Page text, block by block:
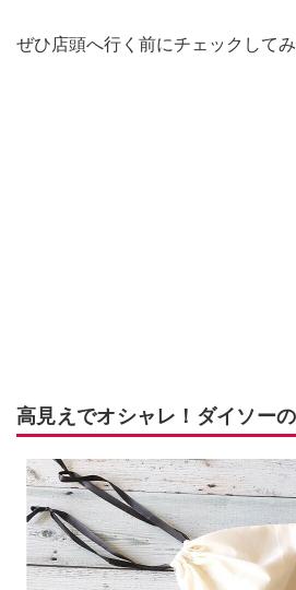
ぜひ店頭へ行く前にチェックしてみ
高見えでオシャレ！ダイソー